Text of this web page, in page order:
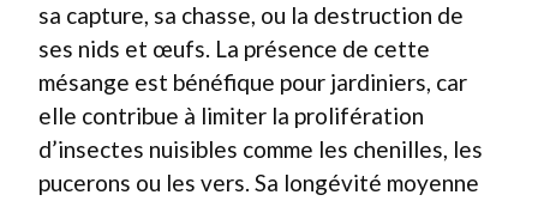
sa capture, sa chasse, ou la destruction de
ses nids et œufs. La présence de cette
mésange est bénéfique pour jardiniers, car
elle contribue à limiter la prolifération
d’insectes nuisibles comme les chenilles, les
pucerons ou les vers. Sa longévité moyenne